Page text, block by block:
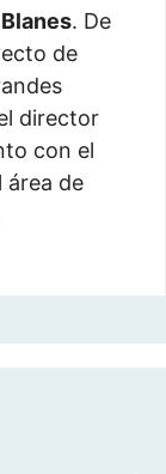
. De
de
director
con el
área de